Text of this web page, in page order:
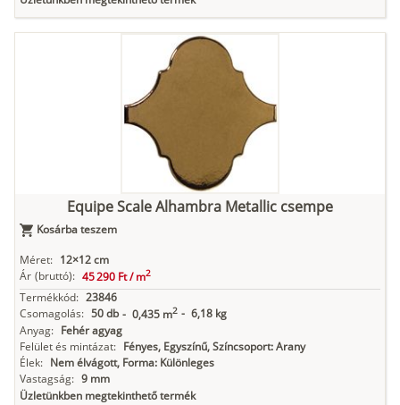
Equipe Scale Alhambra Metallic csempe
Kosárba teszem
Méret: 12×12 cm
Ár (bruttó): 45 290 Ft /m2
Termékkód: 23846
Csomagolás: 50 db - 0,435 m2 - 6,18 kg
Anyag: Fehér agyag
Felület és mintázat: Fényes, Egyszínű, Színcsoport: Arany
Élek: Nem élvágott, Forma: Különleges
Vastagság: 9 mm
Üzletünkben megtekinthető termék